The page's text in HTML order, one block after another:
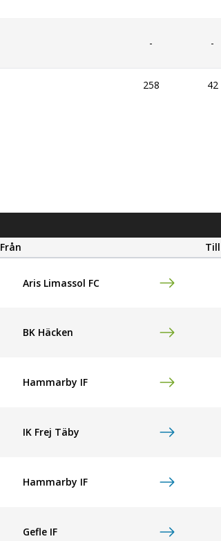
- -
258 42
Från Till
Aris Limassol FC
BK Häcken
Hammarby IF
IK Frej Täby
Hammarby IF
Gefle IF